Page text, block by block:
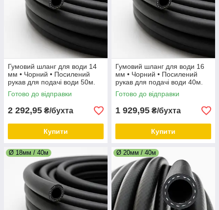
Гумовий шланг для води 14
мм • Чорний • Посилений
рукав для подачі води 50м.
Готово до відправки
2 292,95 ₴/бухта
Купити
Гумовий шланг для води 16
мм • Чорний • Посилений
рукав для подачі води 40м.
(5/8")
Готово до відправки
1 929,95 ₴/бухта
Купити
Ø 18мм / 40м Ø 20мм / 40м